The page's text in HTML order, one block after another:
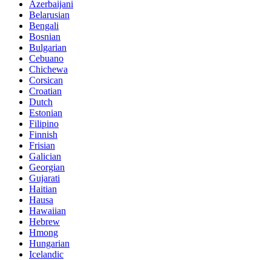
Azerbaijani
Belarusian
Bengali
Bosnian
Bulgarian
Cebuano
Chichewa
Corsican
Croatian
Dutch
Estonian
Filipino
Finnish
Frisian
Galician
Georgian
Gujarati
Haitian
Hausa
Hawaiian
Hebrew
Hmong
Hungarian
Icelandic